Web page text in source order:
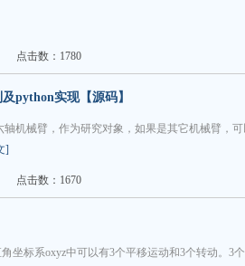
点击数：1780
python实现【源码】
机械臂，作为研究对象，如果是其它机械臂，
]
点击数：1670
坐标系oxyz中可以有3个平移运动和3个转动。3